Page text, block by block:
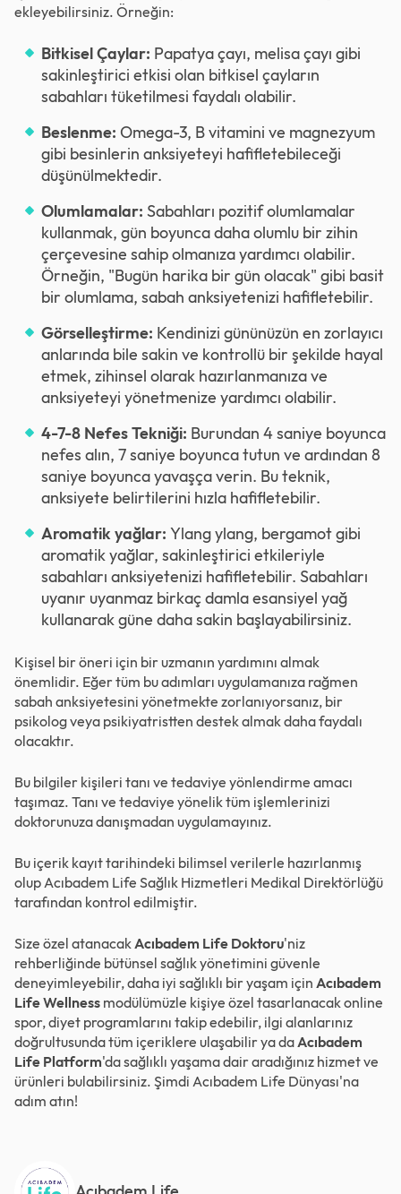
ekleyebilirsiniz. Örneğin:
Bitkisel Çaylar: Papatya çayı, melisa çayı gibi
sakinleştirici etkisi olan bitkisel çayların
sabahları tüketilmesi faydalı olabilir.
Beslenme: Omega-3, B vitamini ve magnezyum
gibi besinlerin anksiyeteyi hafifletebileceği
düşünülmektedir.
Olumlamalar: Sabahları pozitif olumlamalar
kullanmak, gün boyunca daha olumlu bir zihin
çerçevesine sahip olmanıza yardımcı olabilir.
Örneğin, "Bugün harika bir gün olacak" gibi basit
bir olumlama, sabah anksiyetenizi hafifletebilir.
Görselleştirme: Kendinizi gününüzün en zorlayıcı
anlarında bile sakin ve kontrollü bir şekilde hayal
etmek, zihinsel olarak hazırlanmanıza ve
anksiyeteyi yönetmenize yardımcı olabilir.
4-7-8 Nefes Tekniği: Burundan 4 saniye boyunca
nefes alın, 7 saniye boyunca tutun ve ardından 8
saniye boyunca yavaşça verin. Bu teknik,
anksiyete belirtilerini hızla hafifletebilir.
Aromatik yağlar: Ylang ylang, bergamot gibi
aromatik yağlar, sakinleştirici etkileriyle
sabahları anksiyetenizi hafifletebilir. Sabahları
uyanır uyanmaz birkaç damla esansiyel yağ
kullanarak güne daha sakin başlayabilirsiniz.
Kişisel bir öneri için bir uzmanın yardımını almak
önemlidir. Eğer tüm bu adımları uygulamanıza rağmen
sabah anksiyetesini yönetmekte zorlanıyorsanız, bir
psikolog veya psikiyatristten destek almak daha faydalı
olacaktır.
Bu bilgiler kişileri tanı ve tedaviye yönlendirme amacı
taşımaz. Tanı ve tedaviye yönelik tüm işlemlerinizi
doktorunuza danışmadan uygulamayınız.
Bu içerik kayıt tarihindeki bilimsel verilerle hazırlanmış
olup Acıbadem Life Sağlık Hizmetleri Medikal Direktörlüğü
tarafından kontrol edilmiştir.
Size özel atanacakAcıbadem Life Doktoru'niz
rehberliğinde bütünsel sağlık yönetimini güvenle
deneyimleyebilir, daha iyi sağlıklı bir yaşam için Acıbadem
Life Wellness modülümüzle kişiye özel tasarlanacak online
spor, diyet programlarını takip edebilir, ilgi alanlarınız
doğrultusunda tüm içeriklere ulaşabilir ya daAcıbadem
Life Platform'da sağlıklı yaşama dair aradığınız hizmet ve
ürünleri bulabilirsiniz. Şimdi Acıbadem Life Dünyası'na
adım atın!